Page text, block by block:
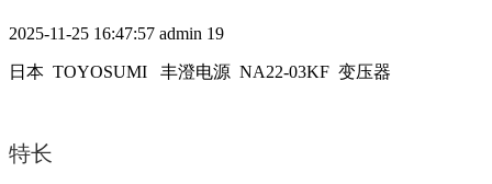
2025-11-25 16:47:57 admin 19
日本 TOYOSUMI 丰澄电源 NA22-03KF 变压器
特长